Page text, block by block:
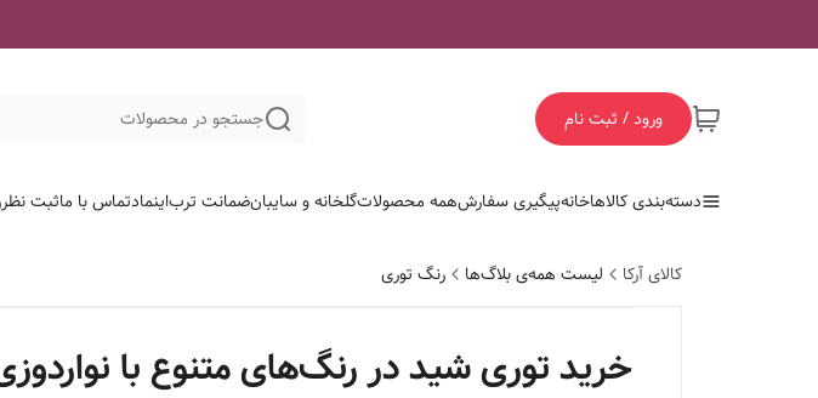
ورود / ثبت نام جستجو در محصولات
دسته‌بندی کالاهاخانهپیگیری سفارشهمه محصولاتگلخانه و سایبانضمانت ترباینمادتماس با ماثبت نظر
کالای آرکا لیست همه‌ی بلاگ‌ها رنگ توری
خرید توری شید در رنگ‌های متنوع با